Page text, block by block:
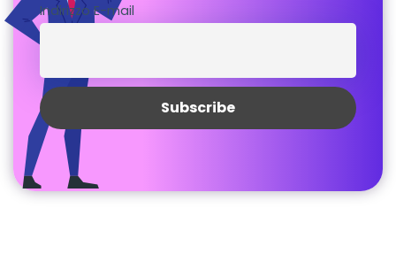
Indirizzo E-mail